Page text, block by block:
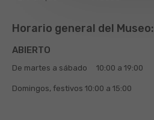
Horario general del Museo:
ABIERTO
De martes a sábado 10:00 a 19:00
Domingos, festivos 10:00 a 15:00